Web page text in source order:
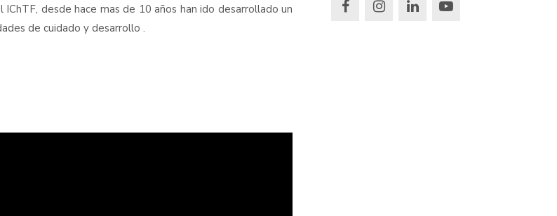
desde hace mas de 10 años han ido desarrollado un
de cuidado y desarrollo .